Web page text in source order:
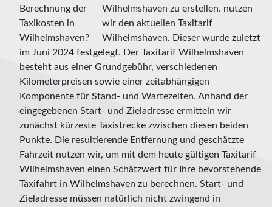
Wilhelmshaven zu erstellen. nutzen
wir den aktuellen Taxitarif
Wilhelmshaven. Dieser wurde zuletzt
im Juni 2024 festgelegt. Der Taxitarif Wilhelmshaven
besteht aus einer Grundgebühr, verschiedenen
Kilometerpreisen sowie einer zeitabhängigen
Komponente für Stand- und Wartezeiten. Anhand der
eingegebenen Start- und Zieladresse ermitteln wir
zunächst kürzeste Taxistrecke zwischen diesen beiden
Punkte. Die resultierende Entfernung und geschätzte
Fahrzeit nutzen wir, um mit dem heute gültigen Taxitarif
Wilhelmshaven einen Schätzwert für Ihre bevorstehende
Taxifahrt in Wilhelmshaven zu berechnen. Start- und
Zieladresse müssen natürlich nicht zwingend in